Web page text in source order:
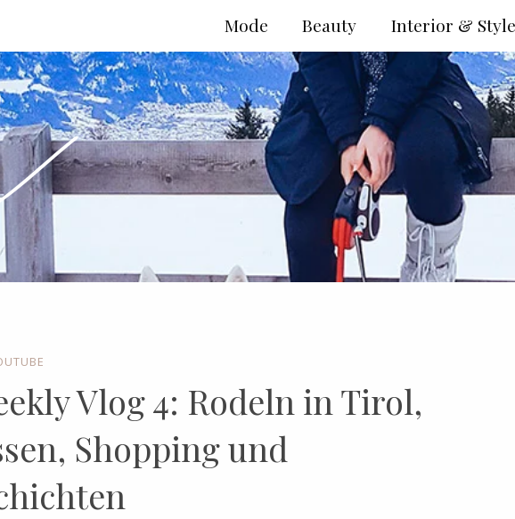
Vlog 4: Rodeln in Tirol,
Shopping und
Interior & Style
Beauty
Mode